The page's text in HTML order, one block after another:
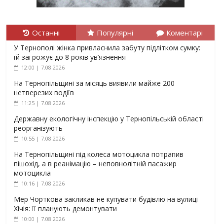
Останні Популярні Коментарі
У Тернополі жінка привласнила забуту підлітком сумку:
їй загрожує до 8 років ув’язнення
12:00 | 7.08.2026
На Тернопільщині за місяць виявили майже 200
нетверезих водіїв
11:25 | 7.08.2026
Державну екологічну інспекцію у Тернопільській області
реорганізують
10:55 | 7.08.2026
На Тернопільщині під колеса мотоцикла потрапив
пішохід, а в реанімацію – неповнолітній пасажир
мотоцикла
10:16 | 7.08.2026
Мер Чорткова закликав не купувати будівлю на вулиці
Хічія: її планують демонтувати
10:00 | 7.08.2026